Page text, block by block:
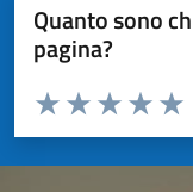
Quanto sono
pagina?
Valuta da 1 a 5 stelle la
Valuta
Valuta 3
Valuta 2 stelle
Valuta 1 stelle su 5